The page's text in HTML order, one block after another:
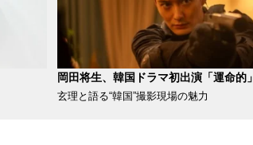
岡田将生、韓国ドラマ初出演「運命的」
玄理と語る“韓国”撮影現場の魅力